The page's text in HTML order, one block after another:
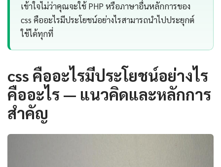
เข้าใจไม่ว่าคุณจะใช้ PHP หรือภาษาอื่นหลักการของ
css คืออะไรมีประโยชน์อย่างไรสามารถนำไปประยุกต์
ใช้ได้ทุกที่
css คืออะไรมีประโยชน์อย่างไร
คืออะไร — แนวคิดและหลักการ
สำคัญ